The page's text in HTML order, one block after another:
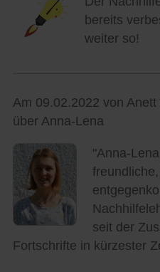
bereits
weiter so!
Am 09.02.2022 von
über Anna-Lena
"Anna-
seit der
Fortschrifte in kürzester